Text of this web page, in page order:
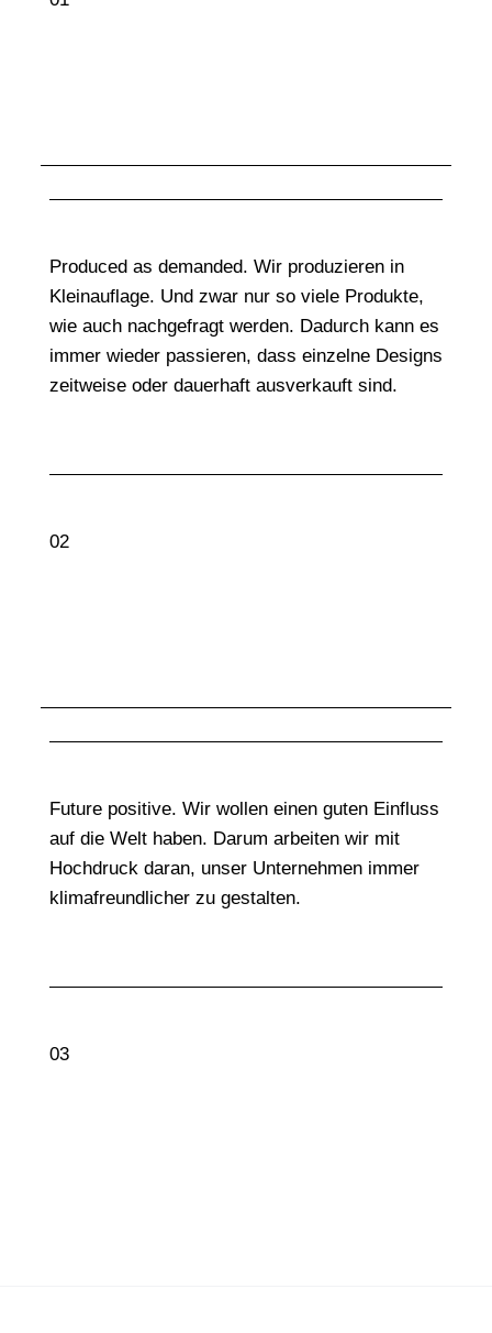
Produced as demanded. Wir produzieren in
Kleinauflage. Und zwar nur so viele Produkte,
wie auch nachgefragt werden. Dadurch kann es
immer wieder passieren, dass einzelne Designs
zeitweise oder dauerhaft ausverkauft sind.
02
Future positive. Wir wollen einen guten Einfluss
auf die Welt haben. Darum arbeiten wir mit
Hochdruck daran, unser Unternehmen immer
klimafreundlicher zu gestalten.
03